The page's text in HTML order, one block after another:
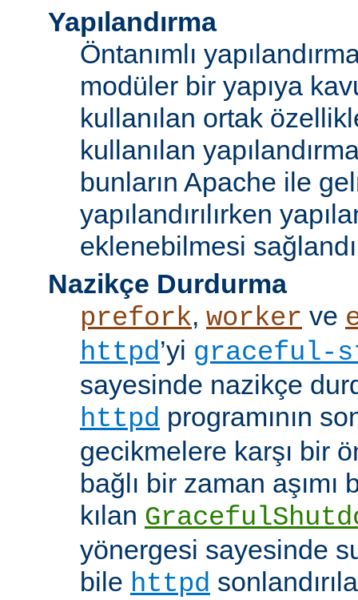
Yapılandırma
Öntanımlı
modüler bir yapıya
kullanılan ortak
kullanılan
bunların Apache ile
yapılandırılırken
eklenebilmesi
Nazikçe Durdurma
prefork, worker ve
httpd’yi graceful-
sayesinde nazikçe
httpd programının
gecikmelere karşı bir
bağlı bir zaman
kılan
yönergesi sayesinde
bile httpd